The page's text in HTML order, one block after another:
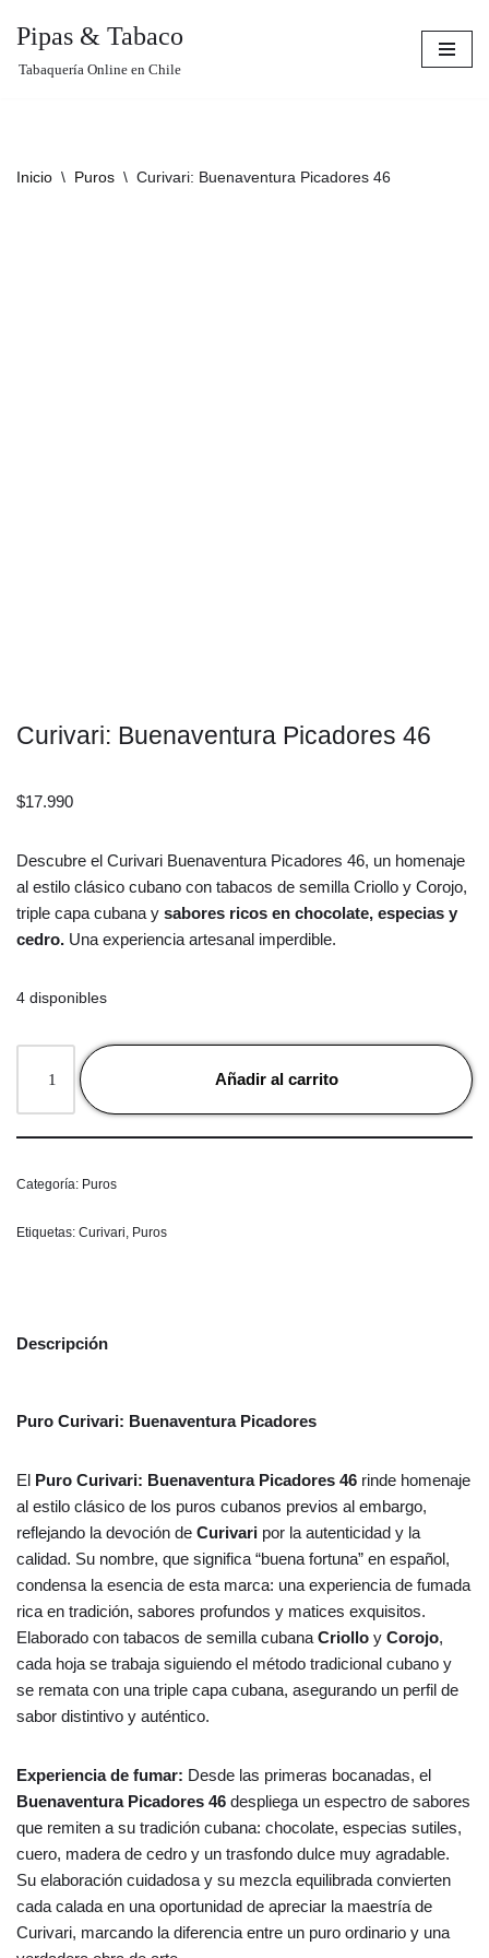
Pipas & Tabaco
Tabaquería Online en Chile
Inicio \ Puros \ Curivari: Buenaventura Picadores 46
Curivari: Buenaventura Picadores 46
$17.990
Descubre el Curivari Buenaventura Picadores 46, un homenaje
al estilo clásico cubano con tabacos de semilla Criollo y Corojo,
triple capa cubana y sabores ricos en chocolate, especias y
cedro. Una experiencia artesanal imperdible.
4 disponibles
Añadir al carrito
Categoría: Puros
Etiquetas: Curivari, Puros
Descripción
Puro Curivari: Buenaventura Picadores
El Puro Curivari: Buenaventura Picadores 46 rinde homenaje
al estilo clásico de los puros cubanos previos al embargo,
reflejando la devoción de Curivari por la autenticidad y la
calidad. Su nombre, que significa “buena fortuna” en español,
condensa la esencia de esta marca: una experiencia de fumada
rica en tradición, sabores profundos y matices exquisitos.
Elaborado con tabacos de semilla cubana Criollo y Corojo,
cada hoja se trabaja siguiendo el método tradicional cubano y
se remata con una triple capa cubana, asegurando un perfil de
sabor distintivo y auténtico.
Experiencia de fumar: Desde las primeras bocanadas, el
Buenaventura Picadores 46 despliega un espectro de sabores
que remiten a su tradición cubana: chocolate, especias sutiles,
cuero, madera de cedro y un trasfondo dulce muy agradable.
Su elaboración cuidadosa y su mezcla equilibrada convierten
cada calada en una oportunidad de apreciar la maestría de
Curivari, marcando la diferencia entre un puro ordinario y una